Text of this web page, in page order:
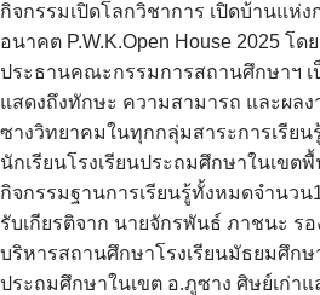
กิจกรรม​เปิดโลกวิชาการ​ เปิดบ้านแห่ง
อนาคต​ P.W.K.​Open House 2025​ โ
ประธาน​คณะกรรมการ​สถานศึกษา​ฯ​ เ
แสดงถึงทักษะ​ ความสามารถ​ และผลง
ซาง​วิทยาคม​ในทุกกลุ่ม​สาระ​การเรียน
นักเรียนโรงเรียน​ประถม​ศึกษา​ในเขต
กิจกรรมฐาน​การเรียน​รู้ทั้งหมดจำนว
รับเกียรติ​จาก​ นายจักรพันธ์​ ภาชนะ​ ร
บริหาร​สถานศึกษา​โรงเรียนมัธยม​ศึกษ
ประถม​ศึกษา​ใน​เขต​ อ.ภูซาง​ ศิษย์เก่า​แ